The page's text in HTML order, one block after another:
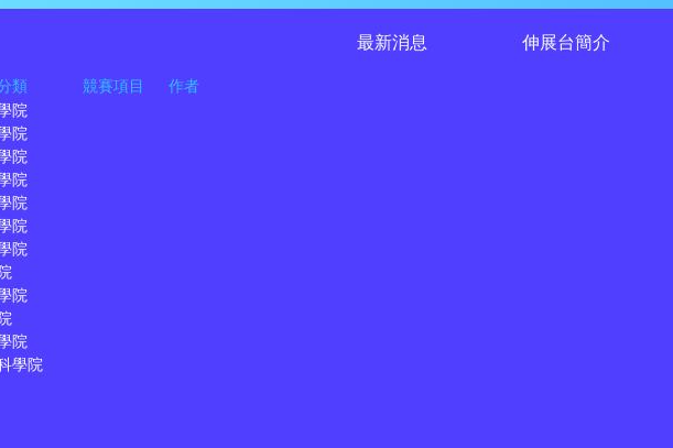
類
院
院
院
院
院
院
院
院
院
學院
競賽項目 作者
最新消息 伸展台簡介